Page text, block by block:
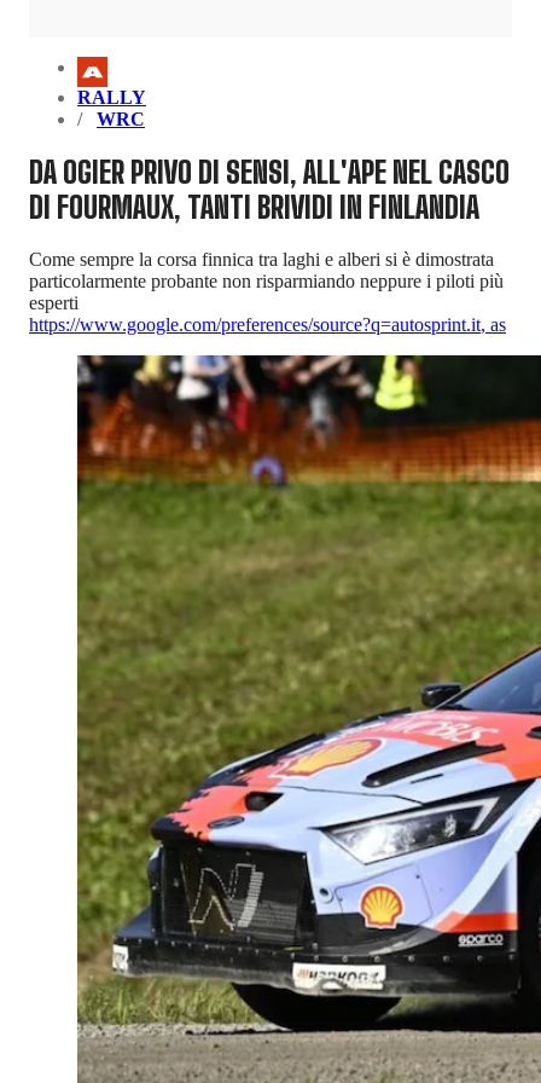
RALLY
WRC
DA OGIER PRIVO DI SENSI, ALL'APE NEL CASCO
DI FOURMAUX, TANTI BRIVIDI IN FINLANDIA
Come sempre la corsa finnica tra laghi e alberi si è dimostrata
particolarmente probante non risparmiando neppure i piloti più
esperti
https://www.google.com/preferences/source?q=autosprint.it, as